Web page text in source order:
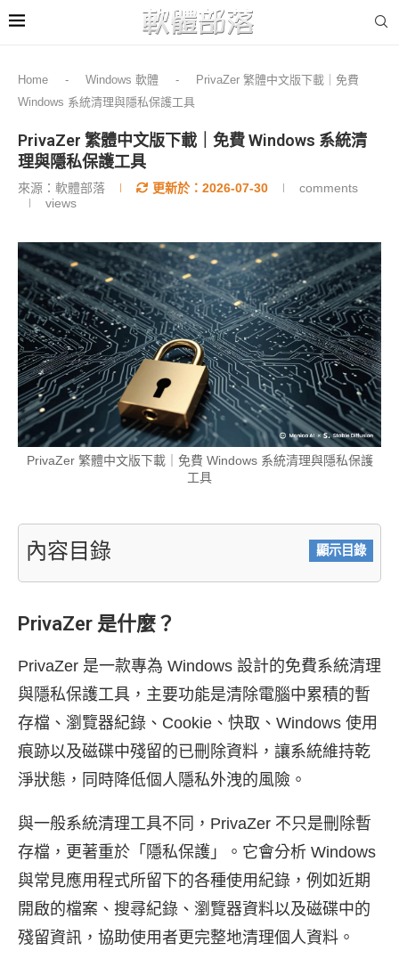
Home - Windows 軟體 -
PrivaZer 繁體中文版下載｜免費
Windows 系統清理與隱私保護工具
PrivaZer 繁體中文版下載｜免費 Windows 系統清
理與隱私保護工具
來源：軟體部落 更新於： 2026-07-30
comments
views
PrivaZer 繁體中文版下載｜免費 Windows 系統清理與隱私保護
工具
內容目錄 顯示目錄
PrivaZer 是什麼？
PrivaZer 是一款專為 Windows 設計的免費系統清理
與隱私保護工具，主要功能是清除電腦中累積的暫
存檔、瀏覽器紀錄、Cookie、快取、Windows 使用
痕跡以及磁碟中殘留的已刪除資料，讓系統維持乾
淨狀態，同時降低個人隱私外洩的風險。
與一般系統清理工具不同，PrivaZer 不只是刪除暫
存檔，更著重於「隱私保護」。它會分析 Windows
與常見應用程式所留下的各種使用紀錄，例如近期
開啟的檔案、搜尋紀錄、瀏覽器資料以及磁碟中的
殘留資訊，協助使用者更完整地清理個人資料。